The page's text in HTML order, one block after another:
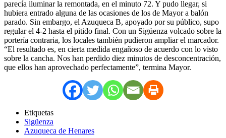
parecía iluminar la remontada, en el minuto 72. Y pudo llegar, si
hubiera entrado alguna de las ocasiones de los de Mayor a balón
parado. Sin embargo, el Azuqueca B, apoyado por su público, supo
regular el 4-2 hasta el pitido final. Con un Sigüenza volcado sobre la
portería contraria, los locales también pudieron ampliar el marcador.
“El resultado es, en cierta medida engañoso de acuerdo con lo visto
sobre la cancha. Nos han perdido diez minutos de desconcentración,
que ellos han aprovechado perfectamente”, termina Mayor.
Etiquetas
Sigüenza
Azuqueca de Henares